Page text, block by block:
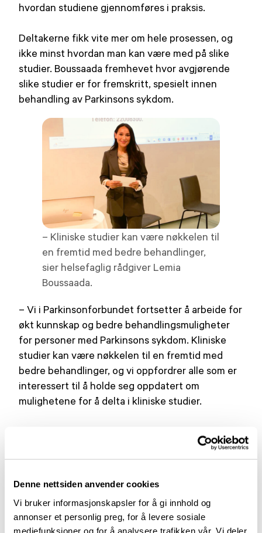
Denne nettsiden anvender cookies
Vi bruker informasjonskapsler for å gi innhold og
annonser et personlig preg, for å levere sosiale
mediefunksjoner og for å analysere trafikken vår. Vi deler
hvordan studiene gjennomføres i praksis.
Deltakerne fikk vite mer om hele prosessen, og
ikke minst hvordan man kan være med på slike
studier. Boussaada fremhevet hvor avgjørende
slike studier er for fremskritt, spesielt innen
behandling av Parkinsons sykdom.
– Kliniske studier kan være nøkkelen til
en fremtid med bedre behandlinger,
sier helsefaglig rådgiver Lemia
Boussaada.
– Vi i Parkinsonforbundet fortsetter å arbeide for
økt kunnskap og bedre behandlingsmuligheter
for personer med Parkinsons sykdom. Kliniske
studier kan være nøkkelen til en fremtid med
bedre behandlinger, og vi oppfordrer alle som er
interessert til å holde seg oppdatert om
mulighetene for å delta i kliniske studier.
mer informasjon, ikke nøl med å ta kontakt med
oss.
et samarbeid mellom NorTrials og
Legemiddelindustrien (LMI), og var ett av flere